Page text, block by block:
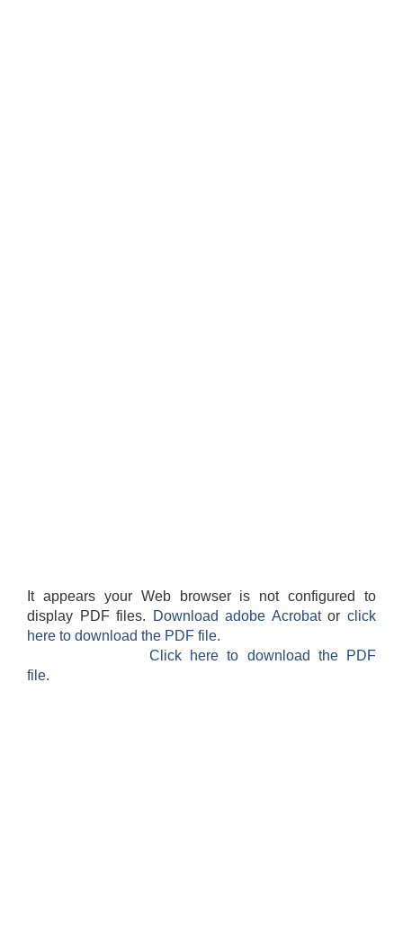
It appears your Web browser is not configured to
display PDF files.
Download adobe Acrobatorclick
here to download the PDF file.
Click here to download the PDF
file.